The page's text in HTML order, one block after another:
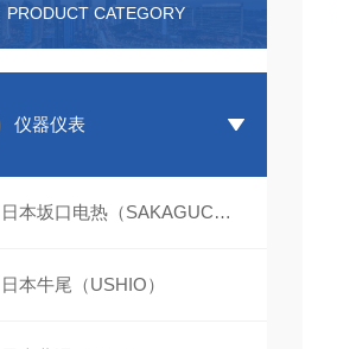
PRODUCT CATEGORY
仪器仪表
日本坂口电热（SAKAGUCHI）
日本牛尾（USHIO）